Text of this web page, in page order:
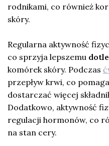
rodnikami, co również
skóry.
Regularna aktywność
co sprzyja lepszemu
komórek skóry. Podczas
przepływ krwi, co
dostarczać więcej
Dodatkowo, aktywność
regulacji hormonów, co
na stan cery.